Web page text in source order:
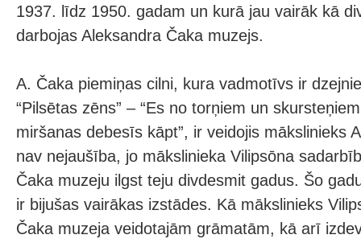
1937. līdz 1950. gadam un kurā jau vairāk kā
darbojas Aleksandra Čaka muzejs.
A. Čaka piemiņas cilni, kura vadmotīvs ir
“Pilsētas zēns” – “Es no torņiem un
miršanas debesīs kāpt”, ir veidojis mākslinieks
nav nejaušība, jo mākslinieka Vilipsōna
Čaka muzeju ilgst teju divdesmit gadus. Šo
ir bijušas vairākas izstādes. Kā mākslinieks
Čaka muzeja veidotajām grāmatām, kā arī